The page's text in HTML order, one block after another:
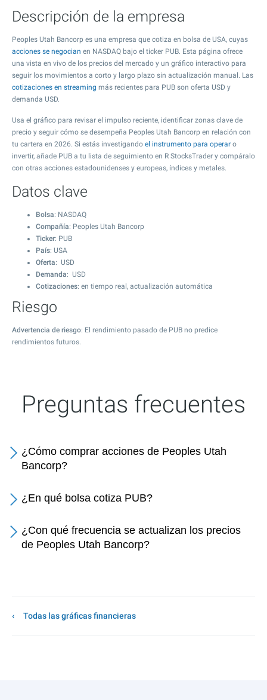
Descripción de la empresa
Peoples Utah Bancorp es una empresa que cotiza en bolsa de USA, cuyas
acciones se negocian en NASDAQ bajo el ticker PUB. Esta página ofrece
una vista en vivo de los precios del mercado y un gráfico interactivo para
seguir los movimientos a corto y largo plazo sin actualización manual. Las
cotizaciones en streaming más recientes para PUB son oferta USD y
demanda USD.
Usa el gráfico para revisar el impulso reciente, identificar zonas clave de
precio y seguir cómo se desempeña Peoples Utah Bancorp en relación con
tu cartera en 2026. Si estás investigando el instrumento para operar o
invertir, añade PUB a tu lista de seguimiento en R StocksTrader y compáralo
con otras acciones estadounidenses y europeas, índices y metales.
Datos clave
Bolsa: NASDAQ
Compañía: Peoples Utah Bancorp
Ticker: PUB
País: USA
Oferta: USD
Demanda: USD
Cotizaciones: en tiempo real, actualización automática
Riesgo
Advertencia de riesgo: El rendimiento pasado de PUB no predice
rendimientos futuros.
Preguntas frecuentes
¿Cómo comprar acciones de Peoples Utah
Bancorp?
¿En qué bolsa cotiza PUB?
¿Con qué frecuencia se actualizan los precios
de Peoples Utah Bancorp?
Todas las gráficas financieras